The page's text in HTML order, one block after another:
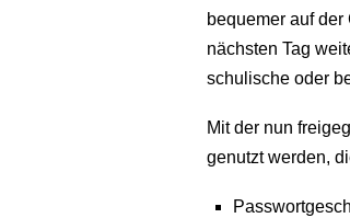
bequemer auf
nächsten Tag
schulische oder
Mit der nun
genutzt werden,